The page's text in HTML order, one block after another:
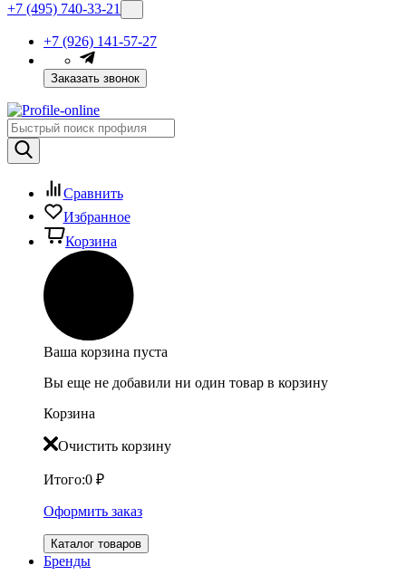
+7 (495) 740-33-21
+7 (926) 141-57-27
Заказать звонок
Сравнить
Избранное
Корзина
Ваша корзина пуста
Вы еще не добавили ни один товар в корзину
Корзина
Очистить корзину
Итого:0 ₽
Оформить заказ
Каталог товаров
Бренды